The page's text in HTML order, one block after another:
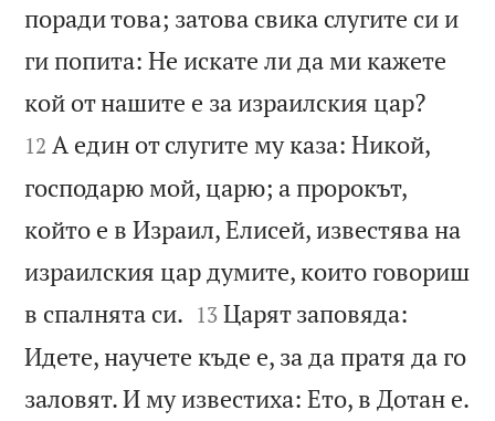
поради това; затова свика слугите си и
ги попита: Не искате ли да ми кажете
кой от нашите е за израилския цар?
12 А един от слугите му каза: Никой,
господарю мой, царю; а пророкът,
който е в Израил, Елисей, известява на
израилския цар думите, които говориш
в спалнята си. 

13 Царят заповяда:
Идете, научете къде е, за да пратя да го
заловят. И му известиха: Ето, в Дотан е.